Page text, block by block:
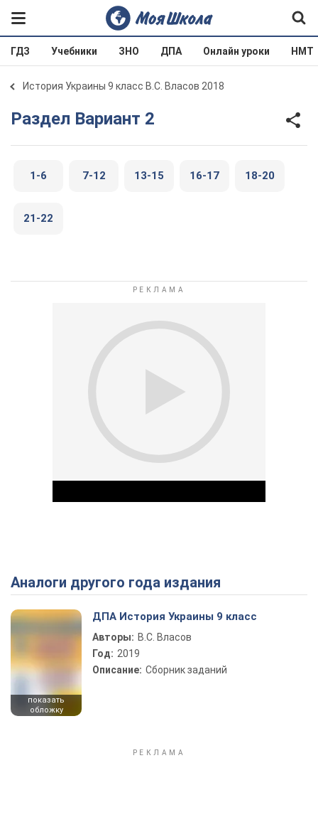
ГДЗ Учебники ЗНО ДПА Онлайн уроки НМТ
История Украины 9 класс В.С. Власов 2018
Раздел Вариант 2
1-6 7-12 13-15 16-17 18-20
21-22
Play Video
Аналоги другого года издания
показать
обложку
ДПА История Украины 9 класс
Авторы: В.С. Власов
Год: 2019
Описание: Сборник заданий